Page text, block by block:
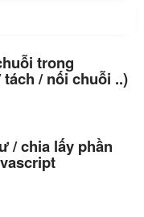
trong
/ nối chuỗi ..)
/ chia lấy phần